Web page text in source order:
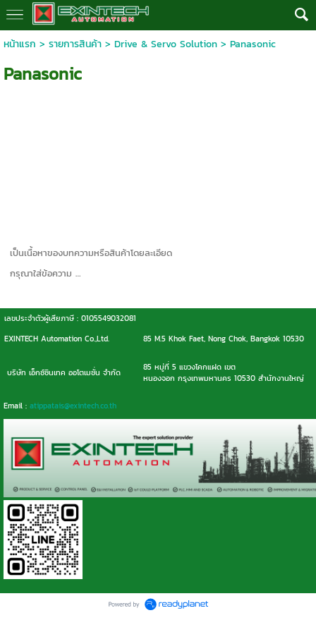
หน้าแรก > รายการสินค้า> Drive & Servo Solution> Panasonic
Panasonic
เป็นเนื้อหาของบทความหรือสินค้าโดยละเอียด
กรุณาใส่ข้อความ …
เลขประจำตัวผู้เสียภาษี : 0105549032081
EXINTECH Automation Co.,Ltd.
85 M.5 Khok Faet, Nong Chok, Bangkok 10530
บริษัท เอ็กซ์ซินเทค ออโตเมชั่น จำกัด
85 หมู่ที่ 5 แขวงโคกแฝด เขต
หนองจอก กรุงเทพมหานคร 10530 สำนักงานใหญ่
Email : atippatais@exintech.co.th